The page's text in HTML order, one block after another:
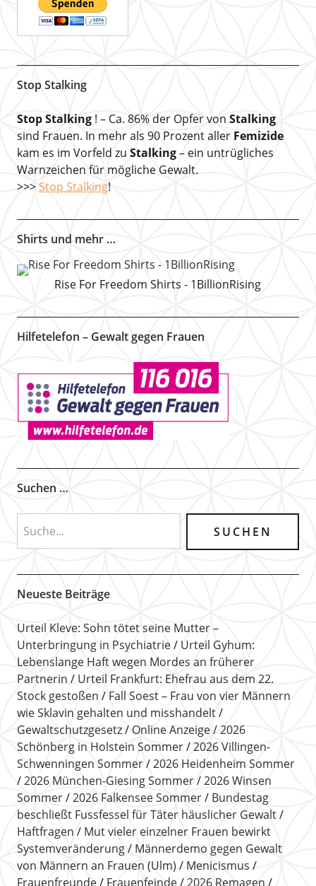
Stop Stalking
Stop Stalking! – Ca. 86% der Opfer von Stalking
sind Frauen. In mehr als 90 Prozent aller Femizide
kam es im Vorfeld zu Stalking– ein untrügliches
Warnzeichen für mögliche Gewalt.
>>> Stop Stalking!
Shirts und mehr …
Rise For Freedom Shirts - 1BillionRising
Hilfetelefon – Gewalt gegen Frauen
Suchen …
Neueste Beiträge
Urteil Kleve: Sohn tötet seine Mutter –
Unterbringung in Psychiatrie
Urteil Gyhum:
Lebenslange Haft wegen Mordes an früherer
Partnerin
Urteil Frankfurt: Ehefrau aus dem 22.
Stock gestoßen
Fall Soest – Frau von vier Männern
wie Sklavin gehalten und misshandelt
Gewaltschutzgesetz
Online Anzeige
2026
Schönberg in Holstein Sommer
2026 Villingen-
Schwenningen Sommer
2026 Heidenheim Sommer
2026 München-Giesing Sommer
2026 Winsen
Sommer
2026 Falkensee Sommer
Bundestag
beschließt Fussfessel für Täter häuslicher Gewalt
Haftfragen
Mut vieler einzelner Frauen bewirkt
Systemveränderung
Männerdemo gegen Gewalt
von Männern an Frauen (Ulm)
Menicismus
Frauenfreunde
Frauenfeinde
2026 Remagen